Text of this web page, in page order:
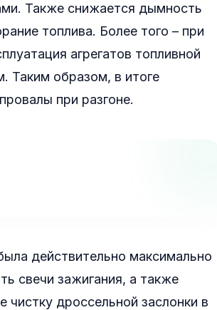
Также снижается дымность
топлива. Более того – при
агрегатов топливной
Таким образом, в итоге
при разгоне.
действительно максимально
свечи зажигания, а также
дроссельной заслонки в